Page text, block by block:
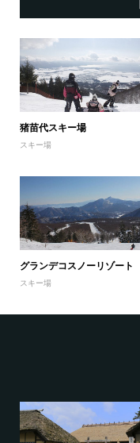
猪苗代スキー場
スキー場
グランデコスノーリゾート
スキー場